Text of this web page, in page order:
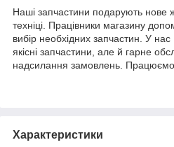
Наші запчастини подарують нове
техніці. Працівники магазину
вибір необхідних запчастин. У
якісні запчастини, але й гарне
надсилання замовлень.
Характеристики